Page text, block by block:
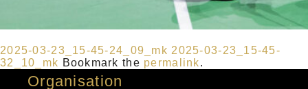
2025-03-23_15-45-24_09_mk 2025-03-23_15-45-
32_10_mk Bookmark the permalink.
Organisation